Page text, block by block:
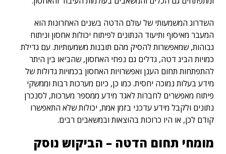
השדרוג המשמעותי של עולם הדטה בשנים האחרונות הוא
המעבר מאיסוף ותיעוד הנתונים לפיתוח יכולות אחסון וניתוח
גבוהות, שמאפשרות להסיק מהם תובנות משמעותיות. עם גדילת
כמויות הביג דטה, גדלים גם נפחי האחסון, שהביאו בין היתר
להתפתחות תחום הענן ואפשרויות האחסון בכמויות גדולות של
מידע בעלות נמוכה יחסית. כמו כן, כיום מערכות רבות וממשקי
פיתוח מאפשרים לחברות לאגד מידע ממספר מערכות, לסנכרן
נתונים ולקבל מידע עדכני בזמן אמת, יכולות שלא התאפשרו
קודם לכן, או היו כרוכות בהוצאות ובמשאבים רבים.
מומחי תחום הדטה – הביקוש נוסק